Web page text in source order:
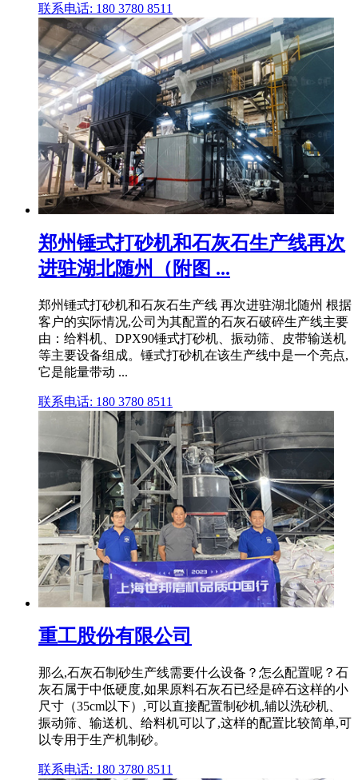
联系电话: 180 3780 8511
郑州锤式打砂机和石灰石生产线再次
进驻湖北随州（附图 ...
郑州锤式打砂机和石灰石生产线 再次进驻湖北随州 根据
客户的实际情况,公司为其配置的石灰石破碎生产线主要
由：给料机、DPX90锤式打砂机、振动筛、皮带输送机
等主要设备组成。锤式打砂机在该生产线中是一个亮点,
它是能量带动 ...
联系电话: 180 3780 8511
重工股份有限公司
那么,石灰石制砂生产线需要什么设备？怎么配置呢？石
灰石属于中低硬度,如果原料石灰石已经是碎石这样的小
尺寸（35cm以下）,可以直接配置制砂机,辅以洗砂机、
振动筛、输送机、给料机可以了,这样的配置比较简单,可
以专用于生产机制砂。
联系电话: 180 3780 8511